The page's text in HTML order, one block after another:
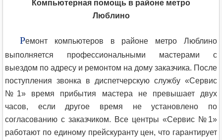
Компьютерная помощь в районе метро
Люблино
Ремонт компьютеров в районе метро Люблино
выполняется профессиональными мастерами с
выездом по адресу и ремонтом на дому заказчика. После
поступления звонка в диспетчерскую службу «Сервис
№1» время прибытия мастера не превышает двух
часов, если другое время не установлено по
согласованию с заказчиком. Все центры «Сервис №1»
работают по единому прейскуранту цен, что гарантирует